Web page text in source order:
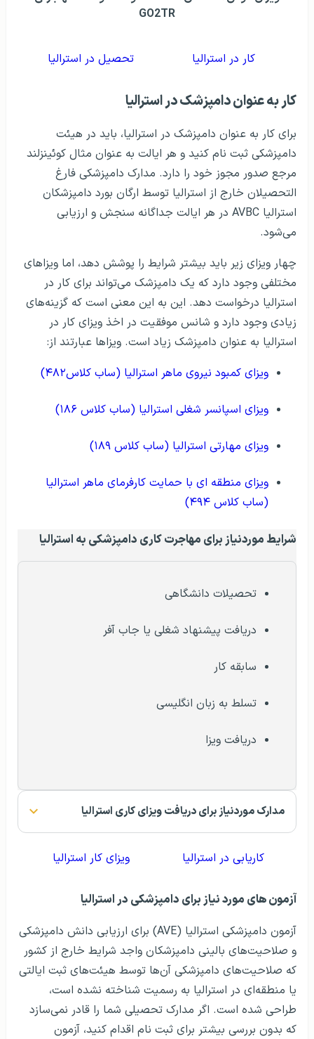
GO2TR
کار در استرالیا تحصیل در استرالیا
کار به عنوان دامپزشک در استرالیا
برای کار به عنوان دامپزشک در استرالیا، باید در هیئت
دامپزشکی ثبت نام کنید و هر ایالت به عنوان مثال کوئینزلند
مرجع صدور مجوز خود را دارد. مدارک دامپزشکی فارغ
التحصیلان خارج از استرالیا توسط ارگان بورد دامپزشکان
استرالیا AVBC در هر ایالت جداگانه سنجش و ارزیابی
می‌شود.
چهار ویزای زیر باید بیشتر شرایط را پوشش دهد، اما ویزاهای
مختلفی وجود دارد که یک دامپزشک می‌تواند برای کار در
استرالیا درخواست دهد. این به این معنی است که گزینه‌های
زیادی وجود دارد و شانس موفقیت در اخذ ویزای کار در
استرالیا به عنوان دامپزشک زیاد است. ویزاها عبارتند از:
ویزای کمبود نیروی ماهر استرالیا (ساب کلاس۴۸۲)
ویزای اسپانسر شغلی استرالیا (ساب کلاس ۱۸۶)
ویزای مهارتی استرالیا (ساب کلاس ۱۸۹)
ویزای منطقه ای با حمایت کارفرمای ماهر استرالیا
(ساب کلاس ۴۹۴)
شرایط موردنیاز برای مهاجرت کاری دامپزشکی به استرالیا
تحصیلات دانشگاهی
دریافت پیشنهاد شغلی یا جاب آفر
سابقه کار
تسلط به زبان انگلیسی
دریافت ویزا
مدارک موردنیاز برای دریافت ویزای کاری استرالیا
کاریابی در استرالیا ویزای کار استرالیا
آزمون های مورد نیاز برای دامپزشکی در استرالیا
آزمون دامپزشکی استرالیا (AVE) برای ارزیابی دانش دامپزشکی
و صلاحیت‌های بالینی دامپزشکان واجد شرایط خارج از کشور
که صلاحیت‌های دامپزشکی آن‌ها توسط هیئت‌های ثبت ایالتی
یا منطقه‌ای در استرالیا به رسمیت شناخته نشده است،
طراحی شده است. اگر مدارک تحصیلی شما را قادر نمی‌سازد
که بدون بررسی بیشتر برای ثبت نام اقدام کنید، آزمون